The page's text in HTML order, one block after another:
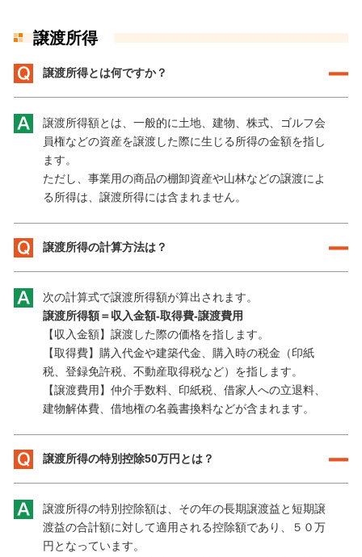
譲渡所得
譲渡所得とは何ですか？
譲渡所得額とは、一般的に土地、建物、株式、ゴルフ会
員権などの資産を譲渡した際に生じる所得の金額を指し
ます。
ただし、事業用の商品の棚卸資産や山林などの譲渡によ
る所得は、譲渡所得には含まれません。
譲渡所得の計算方法は？
次の計算式で譲渡所得額が算出されます。
譲渡所得額＝収入金額-取得費-譲渡費用
【収入金額】譲渡した際の価格を指します。
【取得費】購入代金や建築代金、購入時の税金（印紙
税、登録免許税、不動産取得税など）を指します。
【譲渡費用】仲介手数料、印紙税、借家人への立退料、
建物解体費、借地権の名義書換料などが含まれます。
譲渡所得の特別控除50万円とは？
譲渡所得の特別控除額は、その年の長期譲渡益と短期譲
渡益の合計額に対して適用される控除額であり、５０万
円となっています。